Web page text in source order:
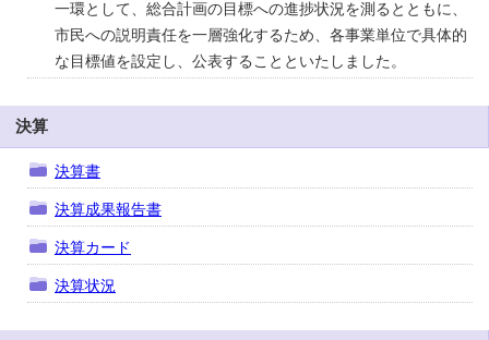
一環として、総合計画の目標への進捗状況を測るとともに、
市民への説明責任を一層強化するため、各事業単位で具体的
な目標値を設定し、公表することといたしました。
決算
決算書
決算成果報告書
決算カード
決算状況